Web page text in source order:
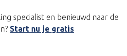
specialist en benieuwd naar de
Start nu je gratis